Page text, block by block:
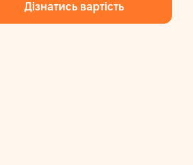
Дізнатись вартість